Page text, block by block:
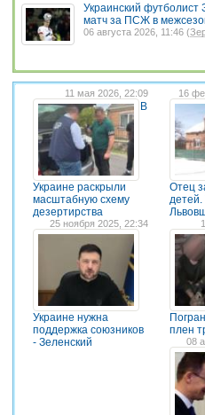
Украинский
матч за ПСЖ в
06 августа 2026, 11:46 (
11 мая 2026, 22:09
В
Украине раскрыли
масштабную схему
дезертирства
16
Отец
детей.
25 ноября 2025, 22:34
Украине нужна
поддержка союзников
- Зеленский
плен
08